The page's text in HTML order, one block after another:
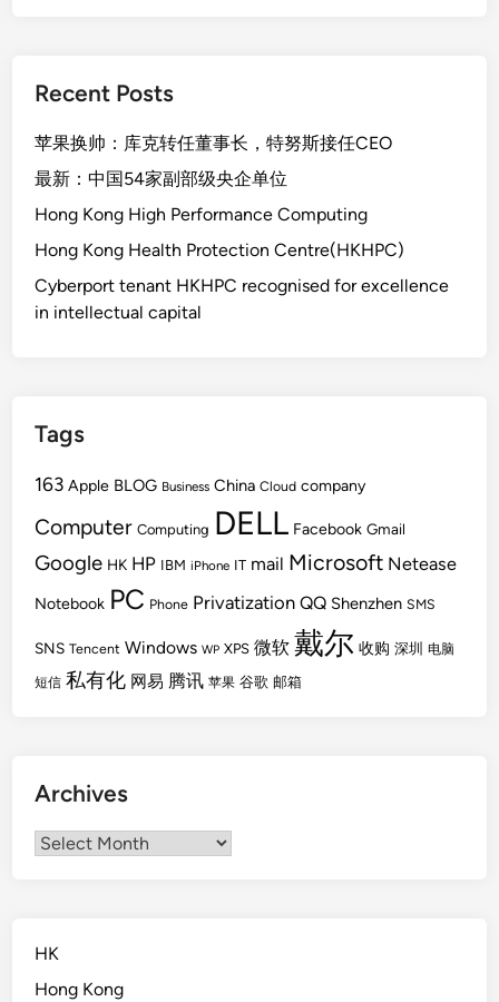
Recent Posts
苹果换帅：库克转任董事长，特努斯接任CEO
最新：中国54家副部级央企单位
Hong Kong High Performance Computing
Hong Kong Health Protection Centre(HKHPC)
Cyberport tenant HKHPC recognised for excellence
in intellectual capital
Tags
163 Apple BLOG Business China Cloud company
Computer Computing DELL Facebook Gmail
Google HK HP IBM iPhone IT mail Microsoft Netease
Notebook PC Phone Privatization QQ Shenzhen SMS
SNS Tencent Windows WP XPS 微软 戴尔 收购 深圳 电脑
短信 私有化 网易 腾讯 苹果 谷歌 邮箱
Archives
Archives
HK
Hong Kong